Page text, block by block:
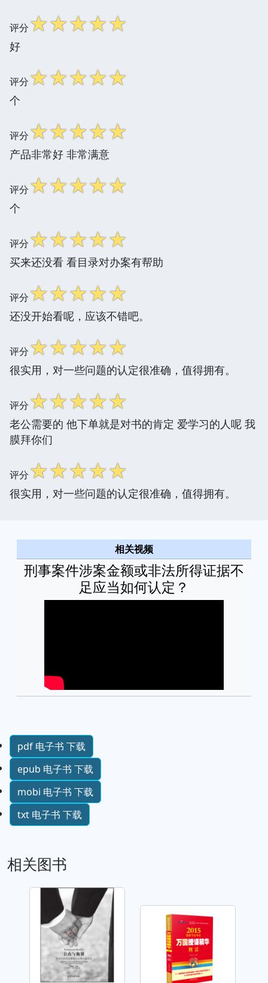
评分☆☆☆☆☆
好
评分☆☆☆☆☆
个
评分☆☆☆☆☆
产品非常好 非常满意
评分☆☆☆☆☆
个
评分☆☆☆☆☆
买来还没看 看目录对办案有帮助
评分☆☆☆☆☆
还没开始看呢，应该不错吧。
评分☆☆☆☆☆
很实用，对一些问题的认定很准确，值得拥有。
评分☆☆☆☆☆
老公需要的 他下单就是对书的肯定 爱学习的人呢 我
膜拜你们
评分☆☆☆☆☆
很实用，对一些问题的认定很准确，值得拥有。
相关视频
刑事案件涉案金额或非法所得证据不
足应当如何认定？
pdf 电子书 下载
epub 电子书 下载
mobi 电子书 下载
txt 电子书 下载
相关图书